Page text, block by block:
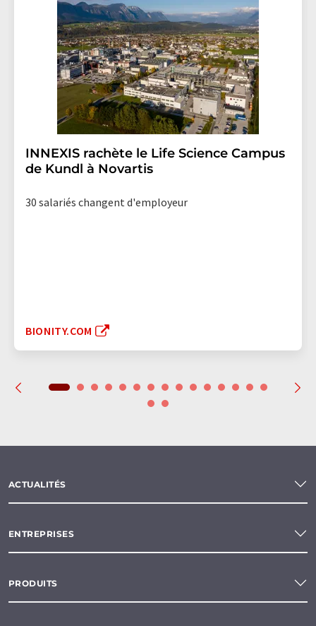
INNEXIS rachète le Life Science Campus
de Kundl à Novartis
30 salariés changent d'employeur
BIONITY.COM
ACTUALITÉS
ENTREPRISES
PRODUITS